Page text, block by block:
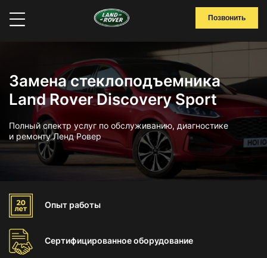
Позвонить
Замена стеклоподъемника
Land Rover Discovery Sport
Полный спектр услуг по обслуживанию, диагностике
и ремонту Ленд Ровер
Опыт работы
Сертифицированноеоборудование